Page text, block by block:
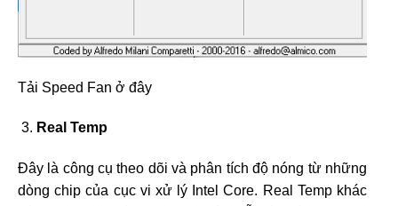
Tải Speed Fan ở đây
Real Temp
Đây là công cụ theo dõi và phân tích độ nóng từ những
dòng chip của cục vi xử lý Intel Core. Real Temp khác